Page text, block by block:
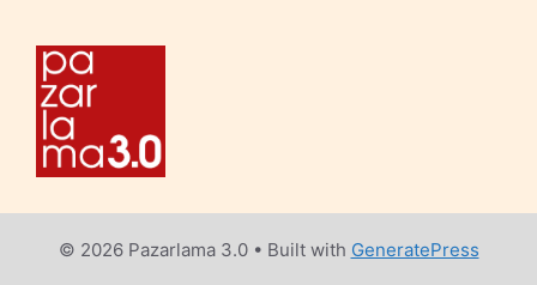
© 2026 Pazarlama 3.0• Built with GeneratePress